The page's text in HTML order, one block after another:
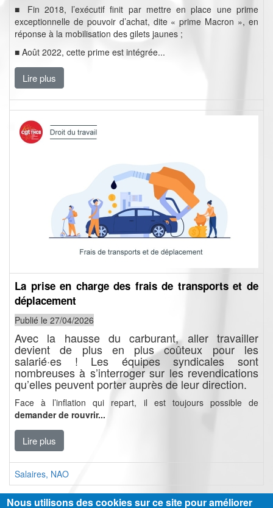
■ Fin 2018, l’exécutif finit par mettre en place une prime
exceptionnelle de pouvoir d’achat, dite « prime Macron », en
réponse à la mobilisation des gilets jaunes ;
■ Août 2022, cette prime est intégrée...
Lire plus
La prise en charge des frais de transports et de
déplacement
Publié le 27/04/2026
Avec la hausse du carburant, aller travailler
devient de plus en plus coûteux pour les
salarié·es ! Les équipes syndicales sont
nombreuses à s’interroger sur les revendications
qu’elles peuvent porter auprès de leur direction.
Face à l’inflation qui repart, il est toujours possible de
demander de rouvrir...
Lire plus
Salaires, NAO
Nous utilisons des cookies sur ce site pour améliorer